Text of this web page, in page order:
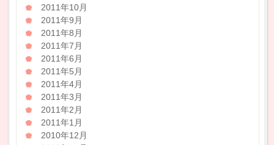
2011年10月
2011年9月
2011年8月
2011年7月
2011年6月
2011年5月
2011年4月
2011年3月
2011年2月
2011年1月
2010年12月